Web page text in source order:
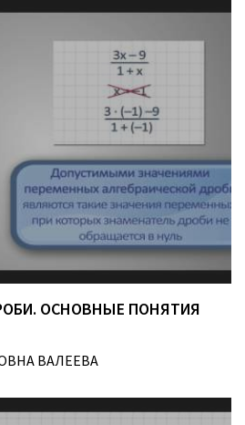
ОСНОВНЫЕ ПОНЯТИЯ
ВАЛЕЕВА